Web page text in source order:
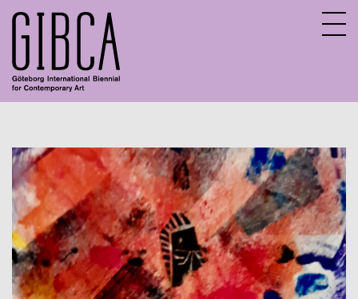
Om GIBCA Extended
Nätverket
Arkiv